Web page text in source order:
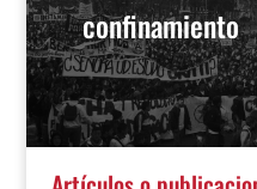
confinamiento